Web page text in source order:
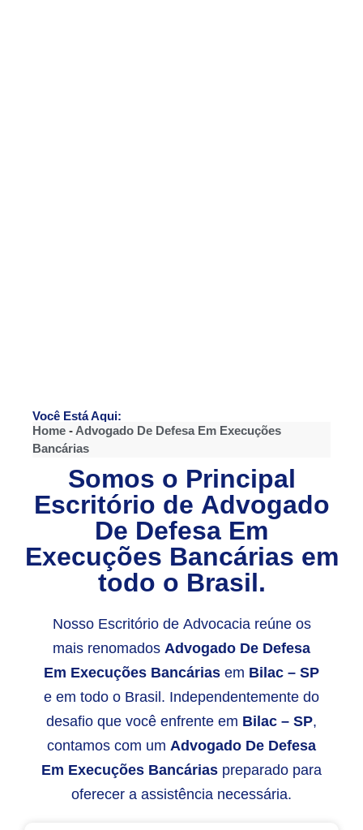
Você Está Aqui:
Home - Advogado De Defesa Em Execuções
Bancárias
Somos o Principal
Escritório de Advogado
De Defesa Em
Execuções Bancárias em
todo o Brasil.
Nosso Escritório de Advocacia reúne os
mais renomados Advogado De Defesa
Em Execuções Bancárias em Bilac – SP
e em todo o Brasil. Independentemente do
desafio que você enfrente em Bilac – SP,
contamos com um Advogado De Defesa
Em Execuções Bancárias preparado para
oferecer a assistência necessária.